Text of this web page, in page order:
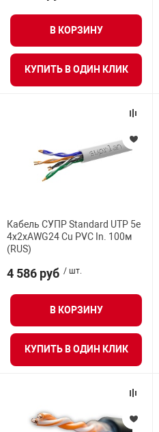
В КОРЗИНУ
КУПИТЬ В ОДИН КЛИК
Кабель СУПР Standard UTP 5e
4x2xAWG24 Cu PVC In. 100м
(RUS)
4 586 руб / шт.
В КОРЗИНУ
КУПИТЬ В ОДИН КЛИК